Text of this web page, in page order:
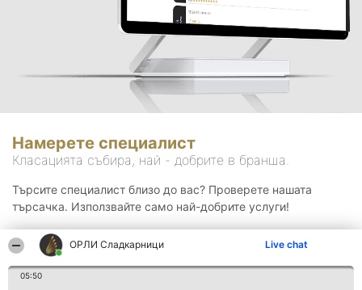
ОРЛИ Сладкарници Live chat
05:50
Намерете специалист
Класацията събира, най - добрите в бранша.
Търсите специалист близо до вас? Проверете нашата
търсачка. Използвайте само най-добрите услуги!